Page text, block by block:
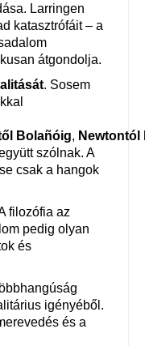
Larringen
katasztrófáit – a
átgondolja.
. Sosem
Bolañóig, Newtontól
szólnak. A
csak a hangok
filozófia az
pedig olyan
és
igényéből.
és a